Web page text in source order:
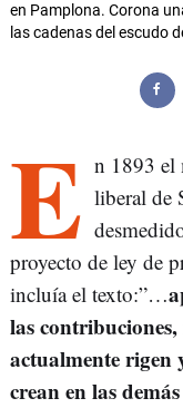
en Pamplona. Corona
las cadenas del escudo
E n 1893 el
liberal de
proyecto de ley de
incluía el texto:”…
las
actualmente rigen
crean en las